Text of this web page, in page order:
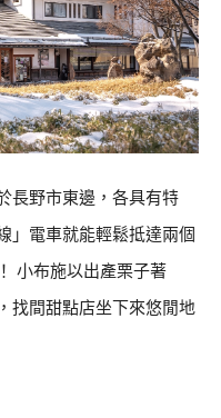
長野市東邊，各具有特
」電車就能輕鬆抵達兩個
小布施以出產栗子著
找間甜點店坐下來悠閒地